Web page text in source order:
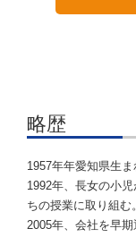
略歴
1957年年愛知県生ま
1992年、長女の小
ちの授業に取り組む。
2005年、会社を早